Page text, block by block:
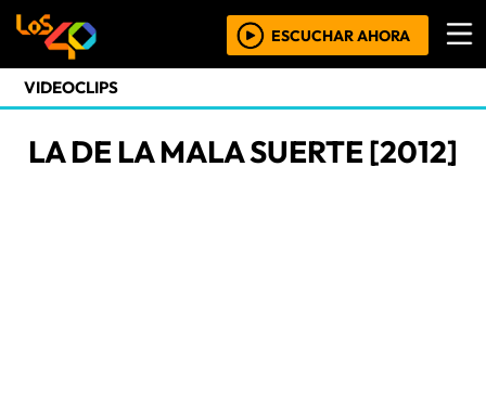
ESCUCHAR AHORA
VIDEOCLIPS
LA DE LA MALA SUERTE [2012]